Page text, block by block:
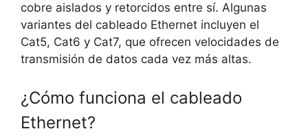
cobre aislados y retorcidos entre sí. Algunas
variantes del cableado Ethernet incluyen el
Cat5, Cat6 y Cat7, que ofrecen velocidades de
transmisión de datos cada vez más altas.
¿Cómo funciona el cableado
Ethernet?